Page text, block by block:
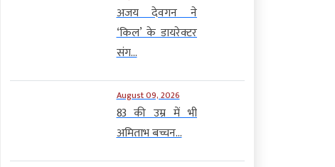
अजय देवगन ने
‘किल’ के डायरेक्टर
संग...
August 09, 2026
83 की उम्र में भी
अमिताभ बच्चन...